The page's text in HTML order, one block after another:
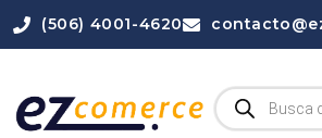
(506) 4001-4620